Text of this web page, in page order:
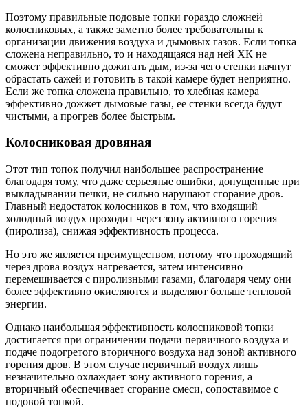
Поэтому правильные подовые топки гораздо сложней
колосниковых, а также заметно более требовательны к
организации движения воздуха и дымовых газов. Если топка
сложена неправильно, то и находящаяся над ней ХК не
сможет эффективно дожигать дым, из-за чего стенки начнут
обрастать сажей и готовить в такой камере будет неприятно.
Если же топка сложена правильно, то хлебная камера
эффективно дожжет дымовые газы, ее стенки всегда будут
чистыми, а прогрев более быстрым.
Колосниковая дровяная
Этот тип топок получил наибольшее распространение
благодаря тому, что даже серьезные ошибки, допущенные при
выкладывании печки, не сильно нарушают сгорание дров.
Главный недостаток колосников в том, что входящий
холодный воздух проходит через зону активного горения
(пиролиза), снижая эффективность процесса.
Но это же является преимуществом, потому что проходящий
через дрова воздух нагревается, затем интенсивно
перемешивается с пиролизными газами, благодаря чему они
более эффективно окисляются и выделяют больше тепловой
энергии.
Однако наибольшая эффективность колосниковой топки
достигается при ограничении подачи первичного воздуха и
подаче подогретого вторичного воздуха над зоной активного
горения дров. В этом случае первичный воздух лишь
незначительно охлаждает зону активного горения, а
вторичный обеспечивает сгорание смеси, сопоставимое с
подовой топкой.